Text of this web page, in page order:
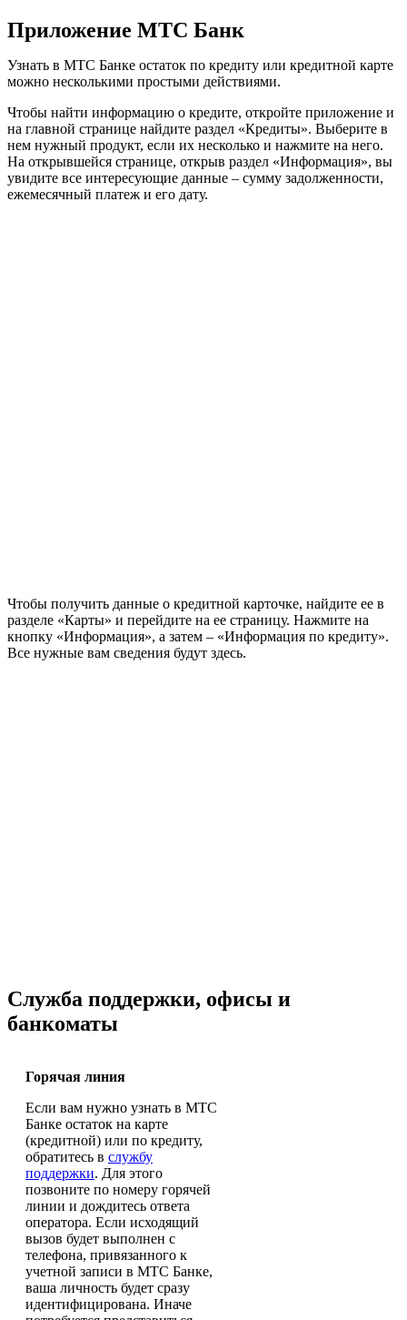
Приложение МТС Банк
Узнать в МТС Банке остаток по кредиту или кредитной карте
можно несколькими простыми действиями.
Чтобы найти информацию о кредите, откройте приложение и
на главной странице найдите раздел «Кредиты». Выберите в
нем нужный продукт, если их несколько и нажмите на него.
На открывшейся странице, открыв раздел «Информация», вы
увидите все интересующие данные – сумму задолженности,
ежемесячный платеж и его дату.
Чтобы получить данные о кредитной карточке, найдите ее в
разделе «Карты» и перейдите на ее страницу. Нажмите на
кнопку «Информация», а затем – «Информация по кредиту».
Все нужные вам сведения будут здесь.
Служба поддержки, офисы и
банкоматы
Горячая линия
Если вам нужно узнать в МТС
Банке остаток на карте
(кредитной) или по кредиту,
обратитесь в службу
поддержки. Для этого
позвоните по номеру горячей
линии и дождитесь ответа
оператора. Если исходящий
вызов будет выполнен с
телефона, привязанного к
учетной записи в МТС Банке,
ваша личность будет сразу
идентифицирована. Иначе